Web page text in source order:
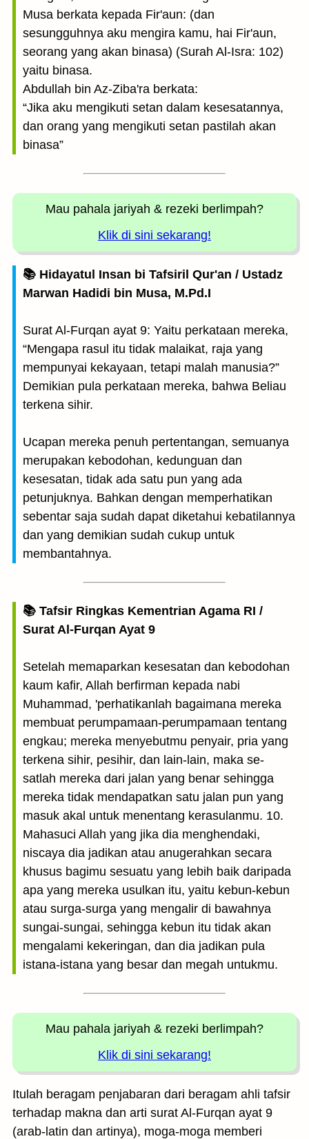
Musa berkata kepada Fir'aun: (dan
sesungguhnya aku mengira kamu, hai Fir'aun,
seorang yang akan binasa) (Surah Al-Isra: 102)
yaitu binasa.
Abdullah bin Az-Ziba'ra berkata:
“Jika aku mengikuti setan dalam kesesatannya,
dan orang yang mengikuti setan pastilah akan
binasa”
Mau pahala jariyah & rezeki berlimpah?
Klik di sini sekarang!
📚 Hidayatul Insan bi Tafsiril Qur'an / Ustadz
Marwan Hadidi bin Musa, M.Pd.I
Surat Al-Furqan ayat 9: Yaitu perkataan mereka,
“Mengapa rasul itu tidak malaikat, raja yang
mempunyai kekayaan, tetapi malah manusia?”
Demikian pula perkataan mereka, bahwa Beliau
terkena sihir.
Ucapan mereka penuh pertentangan, semuanya
merupakan kebodohan, kedunguan dan
kesesatan, tidak ada satu pun yang ada
petunjuknya. Bahkan dengan memperhatikan
sebentar saja sudah dapat diketahui kebatilannya
dan yang demikian sudah cukup untuk
membantahnya.
📚 Tafsir Ringkas Kementrian Agama RI /
Surat Al-Furqan Ayat 9
Setelah memaparkan kesesatan dan kebodohan
kaum kafir, Allah berfirman kepada nabi
Muhammad, 'perhatikanlah bagaimana mereka
membuat perumpamaan-perumpamaan tentang
engkau; mereka menyebutmu penyair, pria yang
terkena sihir, pesihir, dan lain-lain, maka se-
satlah mereka dari jalan yang benar sehingga
mereka tidak mendapatkan satu jalan pun yang
masuk akal untuk menentang kerasulanmu. 10.
Mahasuci Allah yang jika dia menghendaki,
niscaya dia jadikan atau anugerahkan secara
khusus bagimu sesuatu yang lebih baik daripada
apa yang mereka usulkan itu, yaitu kebun-kebun
atau surga-surga yang mengalir di bawahnya
sungai-sungai, sehingga kebun itu tidak akan
mengalami kekeringan, dan dia jadikan pula
istana-istana yang besar dan megah untukmu.
Mau pahala jariyah & rezeki berlimpah?
Klik di sini sekarang!
Itulah beragam penjabaran dari beragam ahli tafsir
terhadap makna dan arti surat Al-Furqan ayat 9
(arab-latin dan artinya), moga-moga memberi